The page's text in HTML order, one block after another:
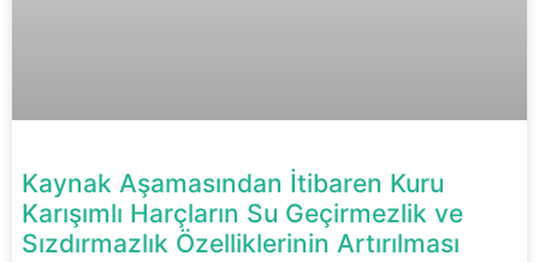
Kaynak Aşamasından İtibaren Kuru
Karışımlı Harçların Su Geçirmezlik ve
Sızdırmazlık Özelliklerinin Artırılması